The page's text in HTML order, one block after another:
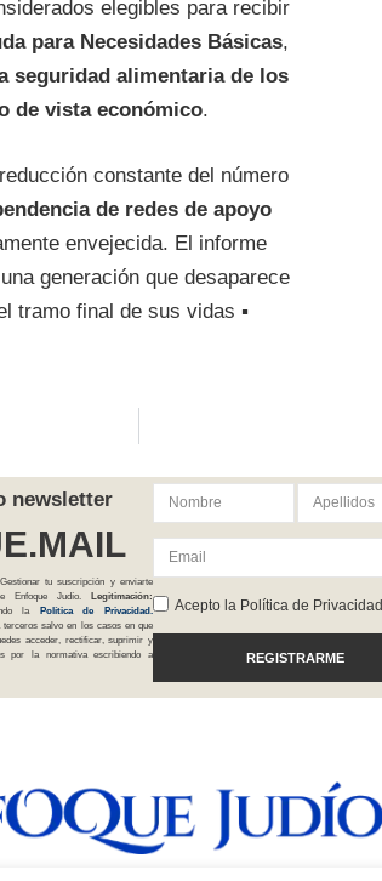
elegibles para recibir
para Necesidades Básicas,
seguridad alimentaria de los
de vista económico.
constante del número
de redes de apoyo
envejecida. El informe
generación que desaparece
tramo final de sus vidas ▪
newsletter
Gestionar tu suscripción y enviarte
Enfoque Judío. Legitimación:
la
Políticade Privacidad .
salvo en los casos en que
acceder, rectificar, suprimir y
por la normativa escribiendo a
Acepto la Política de Privacidad
REGISTRARME